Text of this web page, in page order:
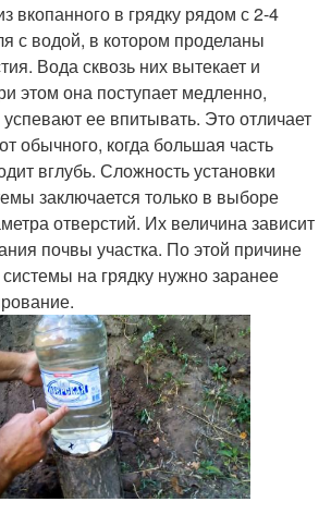
вкопанного в грядку рядом с 2-4
с водой, в котором проделаны
Вода сквозь них вытекает и
этом она поступает медленно,
ее впитывать. Это отличает
обычного, когда большая часть
вглубь. Сложность установки
заключается только в выборе
отверстий. Их величина зависит
почвы участка. По этой причине
на грядку нужно заранее